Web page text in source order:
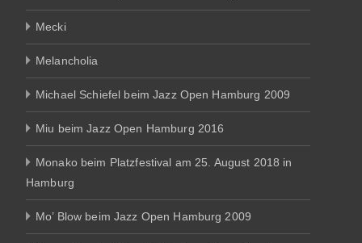
Mecki
Melancholia
Michael Schiefel beim Jazz Open Hamburg 2009
Miu beim Jazz Open Hamburg 2016
Monako beim Platzfestival am 25. August 2018 in
Hamburg
Mo’ Blow beim Jazz Open Hamburg 2009